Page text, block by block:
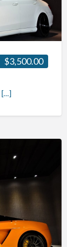
$3,500.00
[…]